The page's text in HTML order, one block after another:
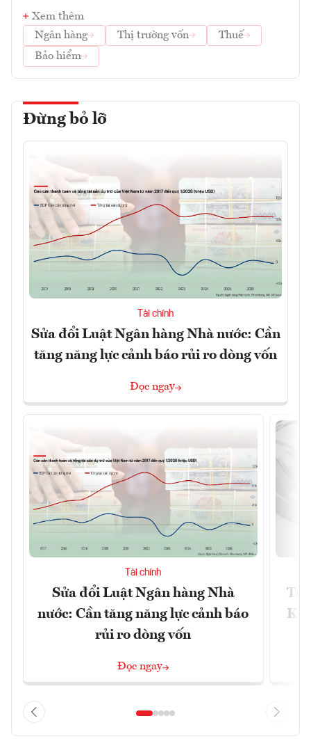
Xem thêm
Ngân hàng
Thị trường vốn
Thuế
Bảo hiểm
Đừng bỏ lỡ
Tài chính
Sửa đổi Luật Ngân hàng Nhà nước: Cần
tăng năng lực cảnh báo rủi ro dòng vốn
Đọc ngay
Tài chính
Sửa đổi Luật Ngân hàng Nhà
nước: Cần tăng năng lực cảnh báo
rủi ro dòng vốn
Đọc ngay
Từ